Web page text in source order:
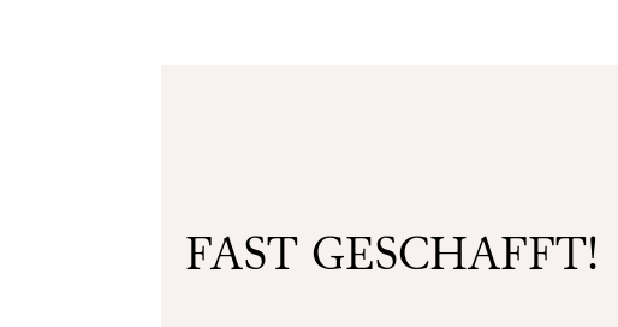
FAST GESCHAFFT!